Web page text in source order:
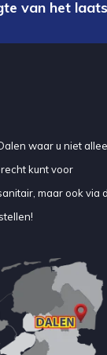
van het
waar u niet
kunt voor
maar ook via